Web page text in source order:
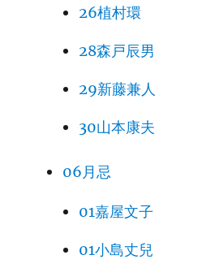
26植村環
28森戸辰男
29新藤兼人
30山本康夫
06月忌
01嘉屋文子
01小島丈兒